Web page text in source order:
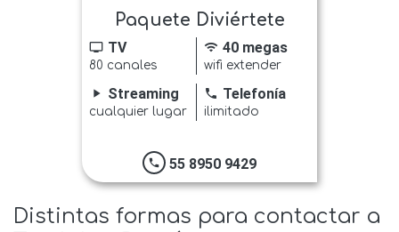
Paquete Diviértete
tv TV
80 canales
wifi 40 megas
wifi extender
play_arrow Streaming
cualquier lugar
phone Telefonía
ilimitado
phone 55 8950 9429
Distintas formas para contactar a